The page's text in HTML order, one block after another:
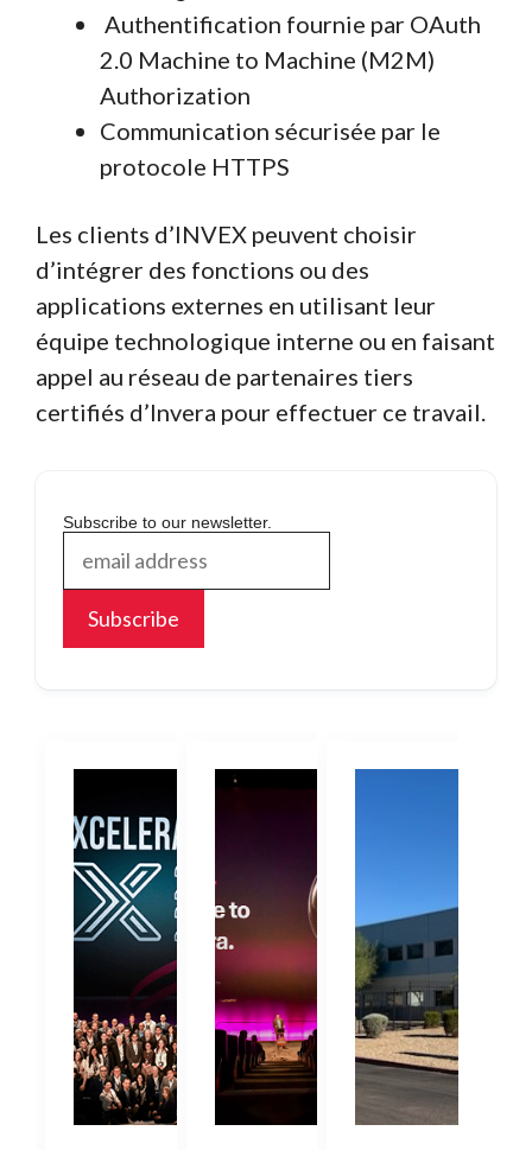
Authentification fournie par OAuth
2.0 Machine to Machine (M2M)
Authorization
Communication sécurisée par le
protocole HTTPS
Les clients d’INVEX peuvent choisir
d’intégrer des fonctions ou des
applications externes en utilisant leur
équipe technologique interne ou en faisant
appel au réseau de partenaires tiers
certifiés d’Invera pour effectuer ce travail.
Subscribe to our newsletter.